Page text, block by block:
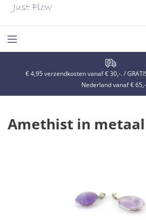
€ 4,95 verzendkosten vanaf € 30,-. /
Nederland vanaf € 65,-
Amethist in metaal